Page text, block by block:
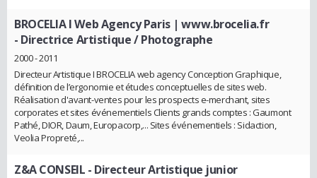
BROCELIA I Web Agency Paris | www.brocelia.fr
- Directrice Artistique / Photographe
2000 - 2011
Directeur Artistique I BROCELIA web agency Conception Graphique,
définition de l’ergonomie et études conceptuelles de sites web.
Réalisation d'avant-ventes pour les prospects e-merchant, sites
corporates et sites événementiels Clients grands comptes : Gaumont
Pathé, DIOR, Daum, Europacorp,... Sites événementiels : Sidaction,
Veolia Propreté,...
Z&A CONSEIL - Directeur Artistique junior